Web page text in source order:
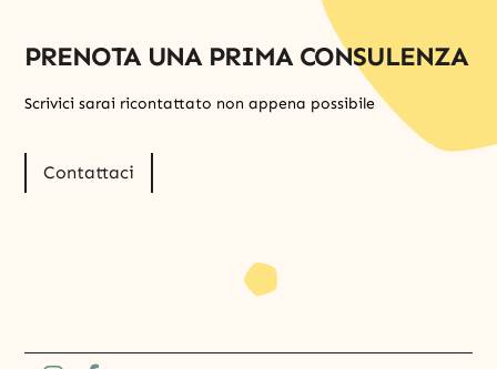
PRENOTA UNA PRIMA CONSULENZA
Scrivici sarai ricontattato non appena possibile
Contattaci